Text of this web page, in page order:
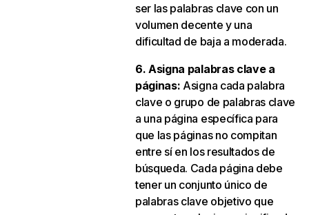
ser las palabras clave con un
volumen decente y una
dificultad de baja a moderada.
6. Asigna palabras clave a
páginas: Asigna cada palabra
clave o grupo de palabras clave
a una página específica para
que las páginas no compitan
entre sí en los resultados de
búsqueda. Cada página debe
tener un conjunto único de
palabras clave objetivo que